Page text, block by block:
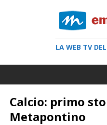
LA WEB TV
Calcio: primo
Metapontino